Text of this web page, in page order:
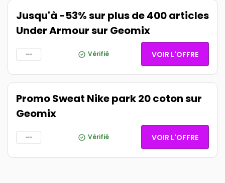
Jusqu'à -53% sur plus de 400 articles
Under Armour sur Geomix
Vérifié VOIR L'OFFRE
Promo Sweat Nike park 20 coton sur
Geomix
Vérifié VOIR L'OFFRE